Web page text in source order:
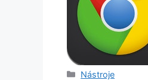
Rubriky
Nástroje